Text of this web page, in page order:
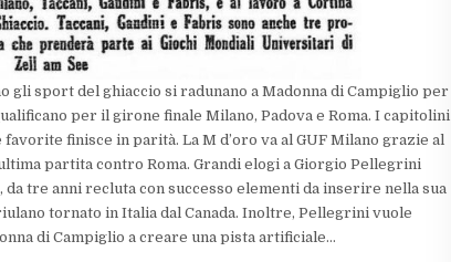
sport del ghiaccio si radunano a Madonna di Campiglio per
per il girone finale Milano, Padova e Roma. I capitolini
finisce in parità. La M d’oro va al GUF Milano grazie al
partita contro Roma. Grandi elogi a Giorgio Pellegrini
tre anni recluta con successo elementi da inserire nella sua
tornato in Italia dal Canada. Inoltre, Pellegrini vuole
di Campiglio a creare una pista artificiale…